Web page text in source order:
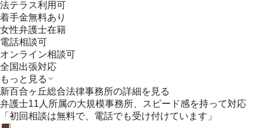
法テラス利用可
着手金無料あり
女性弁護士在籍
電話相談可
オンライン相談可
全国出張対応
もっと見る
新百合ヶ丘総合法律事務所の詳細を見る
弁護士11人所属の大規模事務所、スピード感を持って対応
「初回相談は無料で、電話でも受け付けています」